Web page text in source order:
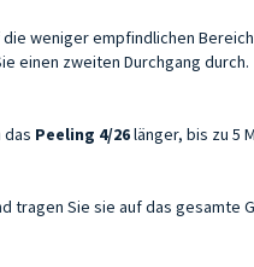
weniger empfindlichen
einen zweiten Durchgang durch.
das Peeling 4/26länger, bis zu 5
tragen Sie sie auf das gesamte